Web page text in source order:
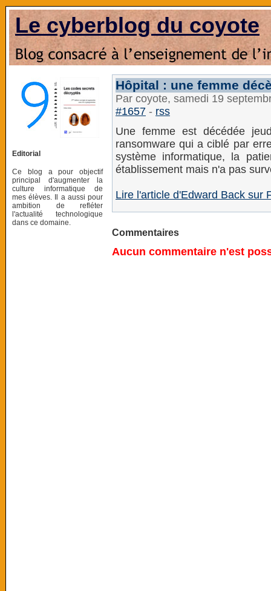
Le cyberblog du coyote
Editorial
Ce blog a pour objectif
principal d'augmenter la
culture informatique de
mes élèves. Il a aussi pour
ambition de refléter
l'actualité technologique
dans ce domaine.
Hôpital : une femme
Par coyote, samedi 19
#1657 - rss
Une femme est décédée
ransomware qui a ciblé par
système informatique, la
établissement mais n'a pas
Lire l'article d'Edward Back sur
Commentaires
Aucun commentaire n'est